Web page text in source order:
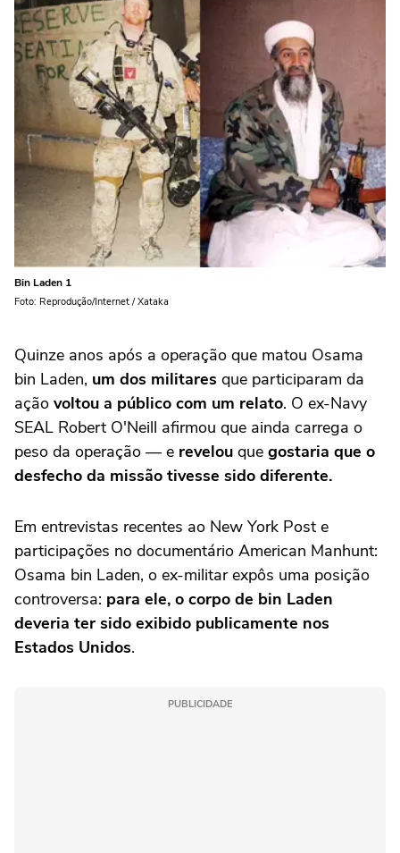
Bin Laden 1
Foto: Reprodução/Internet / Xataka
Quinze anos após a operação que matou Osama
bin Laden, um dos militares que participaram da
ação voltou a público com um relato. O ex-Navy
SEAL Robert O'Neill afirmou que ainda carrega o
peso da operação — e revelou que gostaria que o
desfecho da missão tivesse sido diferente.
Em entrevistas recentes ao New York Post e
participações no documentário American Manhunt:
Osama bin Laden, o ex-militar expôs uma posição
controversa: para ele, o corpo de bin Laden
deveria ter sido exibido publicamente nos
Estados Unidos.
PUBLICIDADE